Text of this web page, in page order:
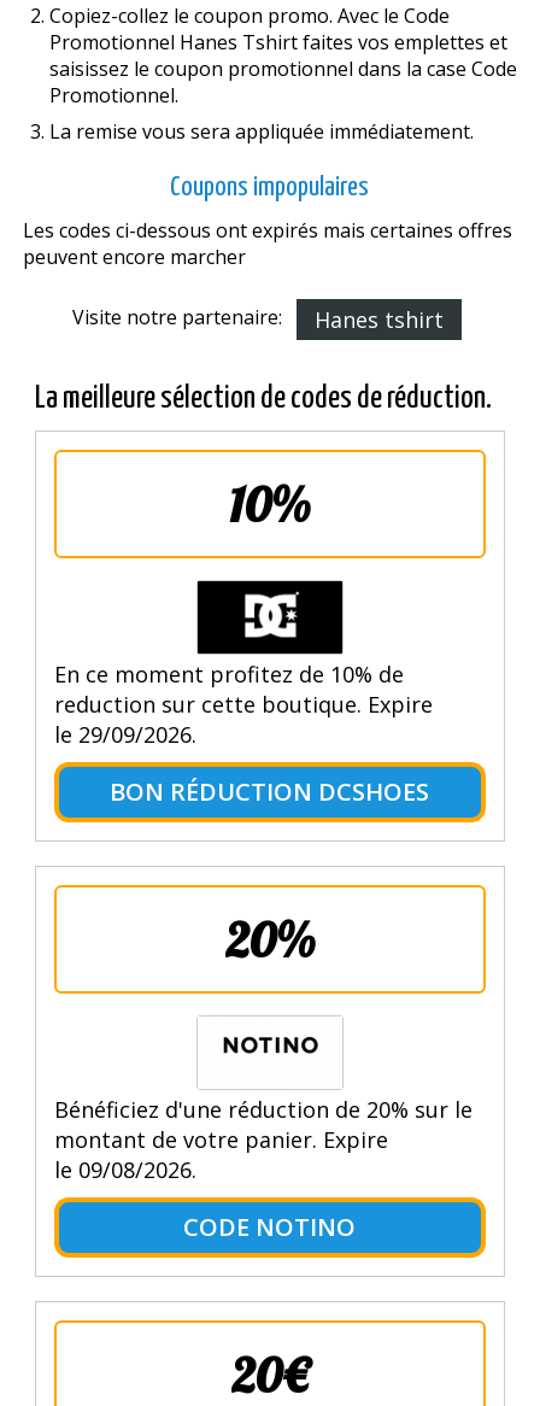
Copiez-collez le coupon promo. Avec le Code
Promotionnel Hanes Tshirt faites vos emplettes et
saisissez le coupon promotionnel dans la case Code
Promotionnel.
La remise vous sera appliquée immédiatement.
Coupons impopulaires
Les codes ci-dessous ont expirés mais certaines offres
peuvent encore marcher
Visite notre partenaire: Hanes tshirt
La meilleure sélection de codes de réduction.
10%
En ce moment profitez de 10% de
reduction sur cette boutique. Expire
le 29/09/2026.
BON RÉDUCTION DCSHOES
20%
Bénéficiez d'une réduction de 20% sur le
montant de votre panier. Expire
le 09/08/2026.
CODE NOTINO
20€